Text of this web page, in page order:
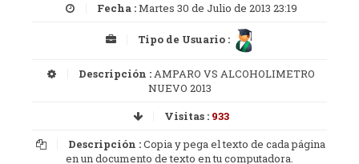
Fecha :Martes 30 de Julio de 2013 23:19
Tipo de Usuario :
Descripción :AMPARO VS ALCOHOLIMETRO
NUEVO 2013
Visitas : 933
Descripción :Copia y pega el texto de cada página
en un documento de texto en tu computadora.